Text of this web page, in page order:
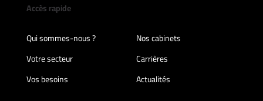
Accès rapide
Qui sommes-nous ?
Nos cabinets
Votre secteur
Carrières
Vos besoins
Actualités